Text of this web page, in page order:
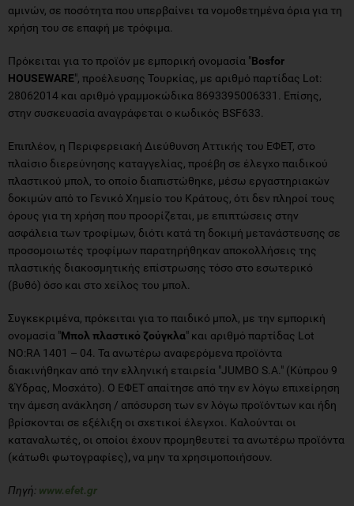
αμινών, σε ποσότητα που υπερβαίνει τα νομοθετημένα όρια για τη
χρήση του σε επαφή με τρόφιμα.
Πρόκειται για το προϊόν με εμπορική ονομασία "Bosfor
HOUSEWARE", προέλευσης Τουρκίας, με αριθμό παρτίδας Lot:
28062014 και αριθμό γραμμοκώδικα 8693395006331. Επίσης,
στην συσκευασία αναγράφεται ο κωδικός BSF633.
Επιπλέον, η Περιφερειακή Διεύθυνση Αττικής του ΕΦΕΤ, στο
πλαίσιο διερεύνησης καταγγελίας, προέβη σε έλεγχο παιδικού
πλαστικού μπολ, το οποίο διαπιστώθηκε, μέσω εργαστηριακών
δοκιμών από το Γενικό Χημείο του Κράτους, ότι δεν πληροί τους
όρους για τη χρήση που προορίζεται, με επιπτώσεις στην
ασφάλεια των τροφίμων, διότι κατά τη δοκιμή μετανάστευσης σε
προσομοιωτές τροφίμων παρατηρήθηκαν αποκολλήσεις της
πλαστικής διακοσμητικής επίστρωσης τόσο στο εσωτερικό
(βυθό) όσο και στο χείλος του μπολ.
Συγκεκριμένα, πρόκειται για το παιδικό μπολ, με την εμπορική
ονομασία "Μπολ πλαστικό ζούγκλα" και αριθμό παρτίδας Lot
NO:RA 1401 – 04. Τα ανωτέρω αναφερόμενα προϊόντα
διακινήθηκαν από την ελληνική εταιρεία "JUMBO S.A." (Κύπρου 9
&Ύδρας, Μοσχάτο). Ο ΕΦΕΤ απαίτησε από την εν λόγω επιχείρηση
την άμεση ανάκληση / απόσυρση των εν λόγω προϊόντων και ήδη
βρίσκονται σε εξέλιξη οι σχετικοί έλεγχοι. Καλούνται οι
καταναλωτές, οι οποίοι έχουν προμηθευτεί τα ανωτέρω προϊόντα
(κάτωθι φωτογραφίες), να μην τα χρησιμοποιήσουν.
Πηγή: www.efet.gr